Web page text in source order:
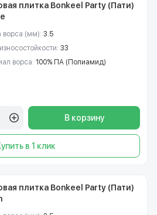
плитка Bonkeel Party (Пати)
ворса (мм): 3.5
33
ворса: 100% ПА (Полиамид)
В корзину
в 1 клик
плитка Bonkeel Party (Пати)